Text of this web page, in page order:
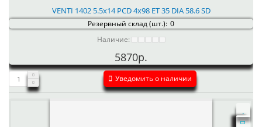
VENTI 1402 5.5x14 PCD 4x98 ET 35 DIA 58.6 SD
Резервный склад (шт.): 0
Наличие:
5870р.
Уведомить о наличии